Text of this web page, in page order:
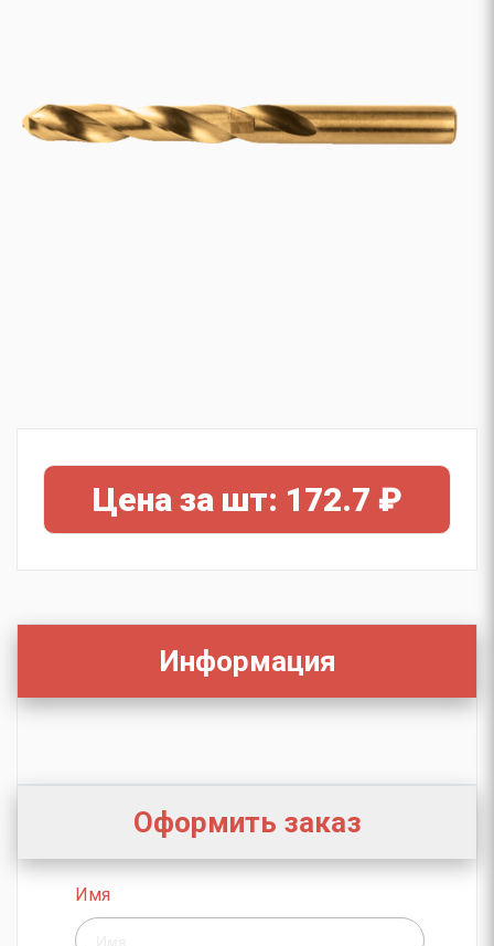
Цена за шт: 172.7 ₽
Информация
Оформить заказ
Имя